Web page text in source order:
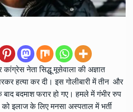
नेता सिद्धू मूसेवाला की अज्ञात
हत्या कर दी। इस गोलीबारी में तीन और
बदमाश फरार हो गए। हमले में गंभीर रुप
इलाज के लिए मनसा अस्पताल में भर्ती